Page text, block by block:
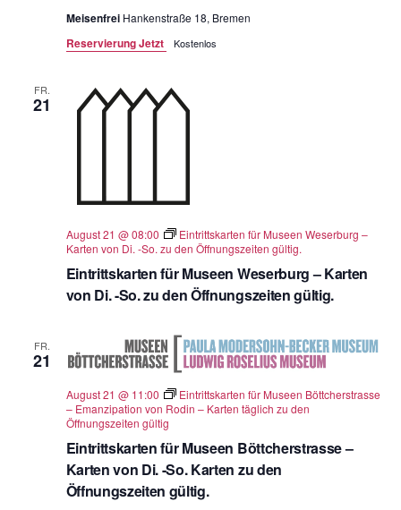
Meisenfrei Hankenstraße 18, Bremen
Reservierung Jetzt Kostenlos
FR.
21
Eintrittskarten für Museen Weserburg – Karten
von Di. -So. zu den Öffnungszeiten gültig.
August 21 @ 08:00
Eintrittskarten für Museen Weserburg –
Karten von Di. -So. zu den Öffnungszeiten gültig.
FR.
21
Eintrittskarten für Museen Böttcherstrasse –
Karten von Di. -So. Karten zu den
Öffnungszeiten gültig.
August 21 @ 11:00
Eintrittskarten für Museen Böttcherstrasse
– Emanzipation von Rodin – Karten täglich zu den
Öffnungszeiten gültig